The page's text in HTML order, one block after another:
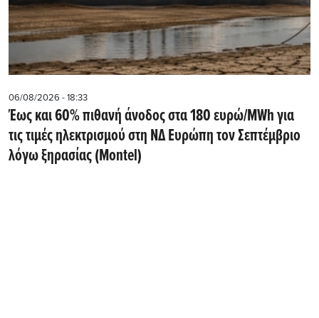
06/08/2026 - 18:33
Έως και 60% πιθανή άνοδος στα 180 ευρώ/MWh για
τις τιμές ηλεκτρισμού στη ΝΔ Ευρώπη τον Σεπτέμβριο
λόγω ξηρασίας (Montel)